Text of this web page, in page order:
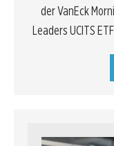
der VanEck
Leaders UCITS